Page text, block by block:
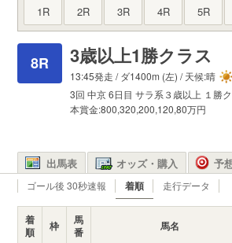
1R 2R 3R 4R 5R
8R 3歳以上1勝クラス
13:45発走 /ダ1400m (左) / 天候:晴
3回 中京6日目 サラ系３歳以上 １勝
本賞金:800,320,200,120,80万円
出馬表 オッズ・購入 予
ゴール後 30秒速報 着順 走行データ
着
順
枠
馬
番
馬名